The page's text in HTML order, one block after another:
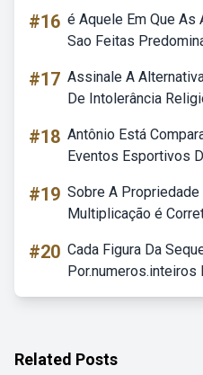
#16 é Aquele Em Que
Sao Feitas
#17 Assinale A
De Intolerância
#18 Antônio Está
Eventos Esportivos
#19 Sobre A Propriedade
Multiplicação é
#20 Cada Figura Da
Por.numeros.inteiros
Related Posts